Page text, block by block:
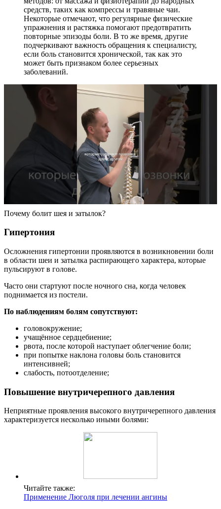
средств, таких как компрессы и травяные чаи.
Некоторые отмечают, что регулярные физические
упражнения и растяжка помогают предотвратить
повторные эпизоды боли. В то же время, другие
подчеркивают важность обращения к специалисту,
если боль становится хронической, так как это
может быть признаком более серьезных
заболеваний.
Почему болит шея и затылок?
Гипертония
Осложнения гипертонии проявляются в возникновении боли
в области шеи и затылка распирающего характера, которые
пульсируют в голове.
Часто они стартуют после ночного сна, когда человек
поднимается из постели.
По наблюдениям болям сопутствуют:
головокружение;
учащённое сердцебиение;
рвота, после которой наступает облегчение боли;
при попытке наклона головы боль становится
интенсивней;
слабость, потоотделение;
Повышение внутричерепного давления
Неприятные проявления высокого внутричерепного давления
характеризуется несколько иными болями:
Читайте также:
Применение Люголя при лечении ангины